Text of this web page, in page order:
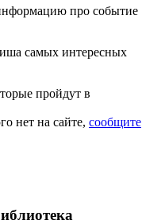
про событие
самых интересных
пройдут в
нет на сайте, сообщите